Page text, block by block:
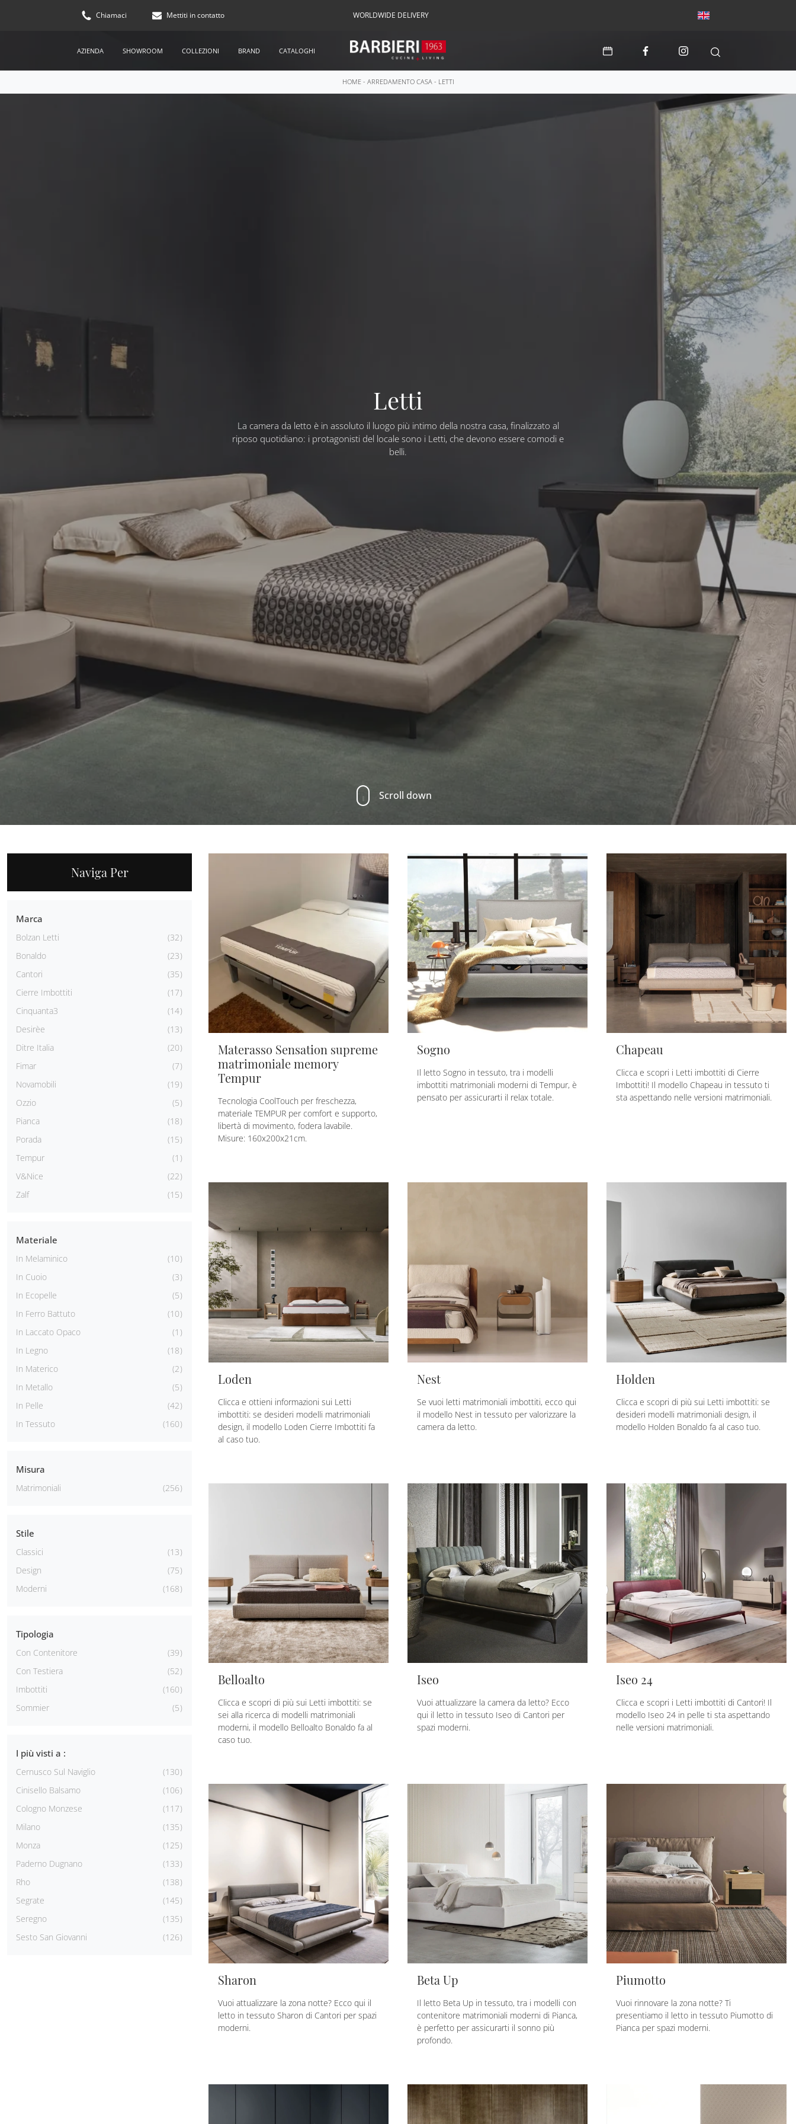
Chiamaci Mettiti in contatto WORLDWIDE DELIVERY
AZIENDA SHOWROOM COLLEZIONI BRAND CATALOGHI
HOME- ARREDAMENTO CASA - LETTI
Letti
La camera da letto è in assoluto il luogo più intimo della nostra casa, finalizzato al
riposo quotidiano: i protagonisti del locale sono i Letti, che devono essere comodi e
belli.
Scroll down
Naviga Per
Marca
Bolzan Letti
32
Bonaldo
23
Cantori
35
Cierre Imbottiti
17
Cinquanta3
14
Desirèe
13
Ditre Italia
20
Fimar
7
Novamobili
19
Ozzio
5
Pianca
18
Porada
15
Tempur
1
V&Nice
22
Zalf
15
Materiale
In Melaminico
10
In Cuoio
3
In Ecopelle
5
In Ferro Battuto
10
In Laccato Opaco
1
In Legno
18
In Materico
2
In Metallo
5
In Pelle
42
In Tessuto
160
Misura
Matrimoniali 256
Stile
Classici
13
Design
75
Moderni
168
Tipologia
Con Contenitore
39
Con Testiera
52
Imbottiti
160
Sommier
5
I più visti a :
Cernusco Sul Naviglio
130
Cinisello Balsamo
106
Cologno Monzese
117
Milano
135
Monza
125
Paderno Dugnano
133
Rho
138
Segrate
145
Seregno
135
Sesto San Giovanni
126
Materasso Sensation supreme
matrimoniale memory
Tempur
Tecnologia CoolTouch per freschezza,
materiale TEMPUR per comfort e supporto,
libertà di movimento, fodera lavabile.
Misure: 160x200x21cm.
Sogno
Il letto Sogno in tessuto, tra i modelli
imbottiti matrimoniali moderni di Tempur, è
pensato per assicurarti il relax totale.
Chapeau
Clicca e scopri i Letti imbottiti di Cierre
Imbottiti! Il modello Chapeau in tessuto ti
sta aspettando nelle versioni matrimoniali.
Loden
Clicca e ottieni informazioni sui Letti
imbottiti: se desideri modelli matrimoniali
design, il modello Loden Cierre Imbottiti fa
al caso tuo.
Nest
Se vuoi letti matrimoniali imbottiti, ecco qui
il modello Nest in tessuto per valorizzare la
camera da letto.
Holden
Clicca e scopri di più sui Letti imbottiti: se
desideri modelli matrimoniali design, il
modello Holden Bonaldo fa al caso tuo.
Belloalto
Clicca e scopri di più sui Letti imbottiti: se
sei alla ricerca di modelli matrimoniali
moderni, il modello Belloalto Bonaldo fa al
caso tuo.
Iseo
Vuoi attualizzare la camera da letto? Ecco
qui il letto in tessuto Iseo di Cantori per
spazi moderni.
Iseo 24
Clicca e scopri i Letti imbottiti di Cantori! Il
modello Iseo 24 in pelle ti sta aspettando
nelle versioni matrimoniali.
Sharon
Vuoi attualizzare la zona notte? Ecco qui il
letto in tessuto Sharon di Cantori per spazi
moderni.
Beta Up
Il letto Beta Up in tessuto, tra i modelli con
contenitore matrimoniali moderni di Pianca,
è perfetto per assicurarti il sonno più
profondo.
Piumotto
Vuoi rinnovare la zona notte? Ti
presentiamo il letto in tessuto Piumotto di
Pianca per spazi moderni.